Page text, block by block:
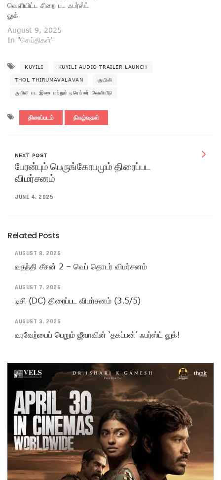
வெளியிட்ட சிறை பட ஃபர்ஸ்ட்
லுக்
August 9, 2025
In "செய்திகள்"
KUYILI KUYILI AUDIO TRAILER LAUNCH
THOL THIRUMAVALAVAN குயிலி
குயிலி பட இசை மற்றும் டிரெய்லர் வெளியீடு
திரைப்படம் நிகழ்வுகள்
NEXT POST
பேரன்பும் பெருங்கோபமும் திரைப்பட
விமர்சனம்
JUNE 4, 2025
Related Posts
AUGUST 8, 2026
வதந்தி சீசன் 2 – வெப் தொடர் விமர்சனம்
AUGUST 7, 2026
டிசி (DC) திரைப்பட விமர்சனம் (3.5/5)
AUGUST 3, 2026
வரவேற்பைப் பெறும் ஜீவாவின் ‘தகப்பன்’ ஃபர்ஸ்ட் லுக்!